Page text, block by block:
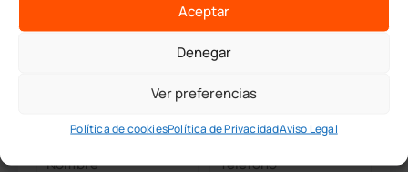
Aceptar
Denegar
Ver preferencias
Política de cookiesPolítica de PrivacidadAviso Legal
Curso Curso de Instalador de Gas Tipo B en
MálagayGranada 100 horas
Solicita información de este curso